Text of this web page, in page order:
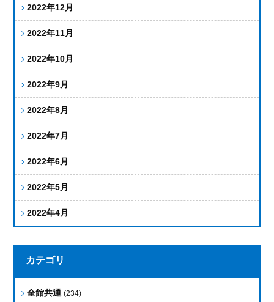
2022年12月
2022年11月
2022年10月
2022年9月
2022年8月
2022年7月
2022年6月
2022年5月
2022年4月
カテゴリ
全館共通(234)